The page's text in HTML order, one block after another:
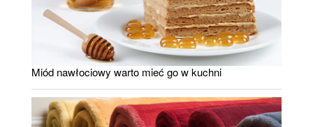
Miód nawłociowy warto mieć go w kuchni